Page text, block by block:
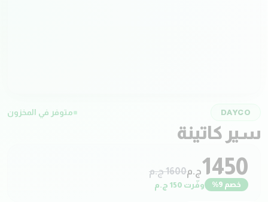
DAYCO متوفر في المخزون
سير كاتينة
1450ج.م1600ج.م
خصم 9
% وفّرت 150 ج.م